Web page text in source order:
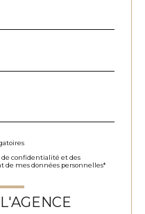
de confidentialité et des
mes données personnelles*